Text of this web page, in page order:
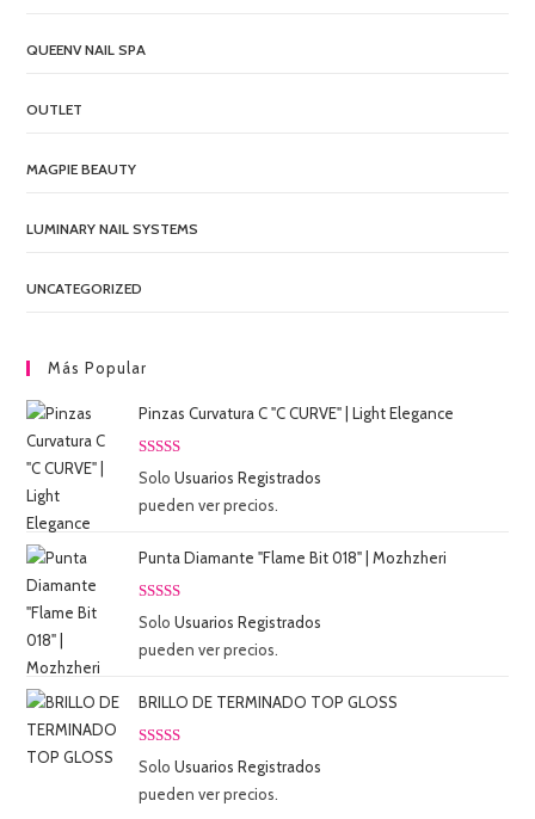
QUEENV NAIL SPA
OUTLET
MAGPIE BEAUTY
LUMINARY NAIL SYSTEMS
UNCATEGORIZED
Más Popular
Pinzas Curvatura C "C CURVE" | Light Elegance
Valorado
5.00
5
SoloUsuarios Registrados
pueden ver precios.
Punta Diamante "Flame Bit 018" | Mozhzheri
Valorado
5.00
5
SoloUsuarios Registrados
pueden ver precios.
BRILLO DE TERMINADO TOP GLOSS
Valorado
5.00
5
SoloUsuarios Registrados
pueden ver precios.